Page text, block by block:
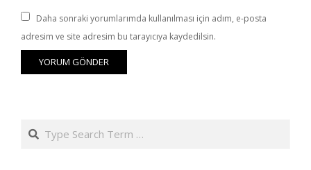
Daha sonraki yorumlarımda kullanılması için adım, e-posta
adresim ve site adresim bu tarayıcıya kaydedilsin.
Search